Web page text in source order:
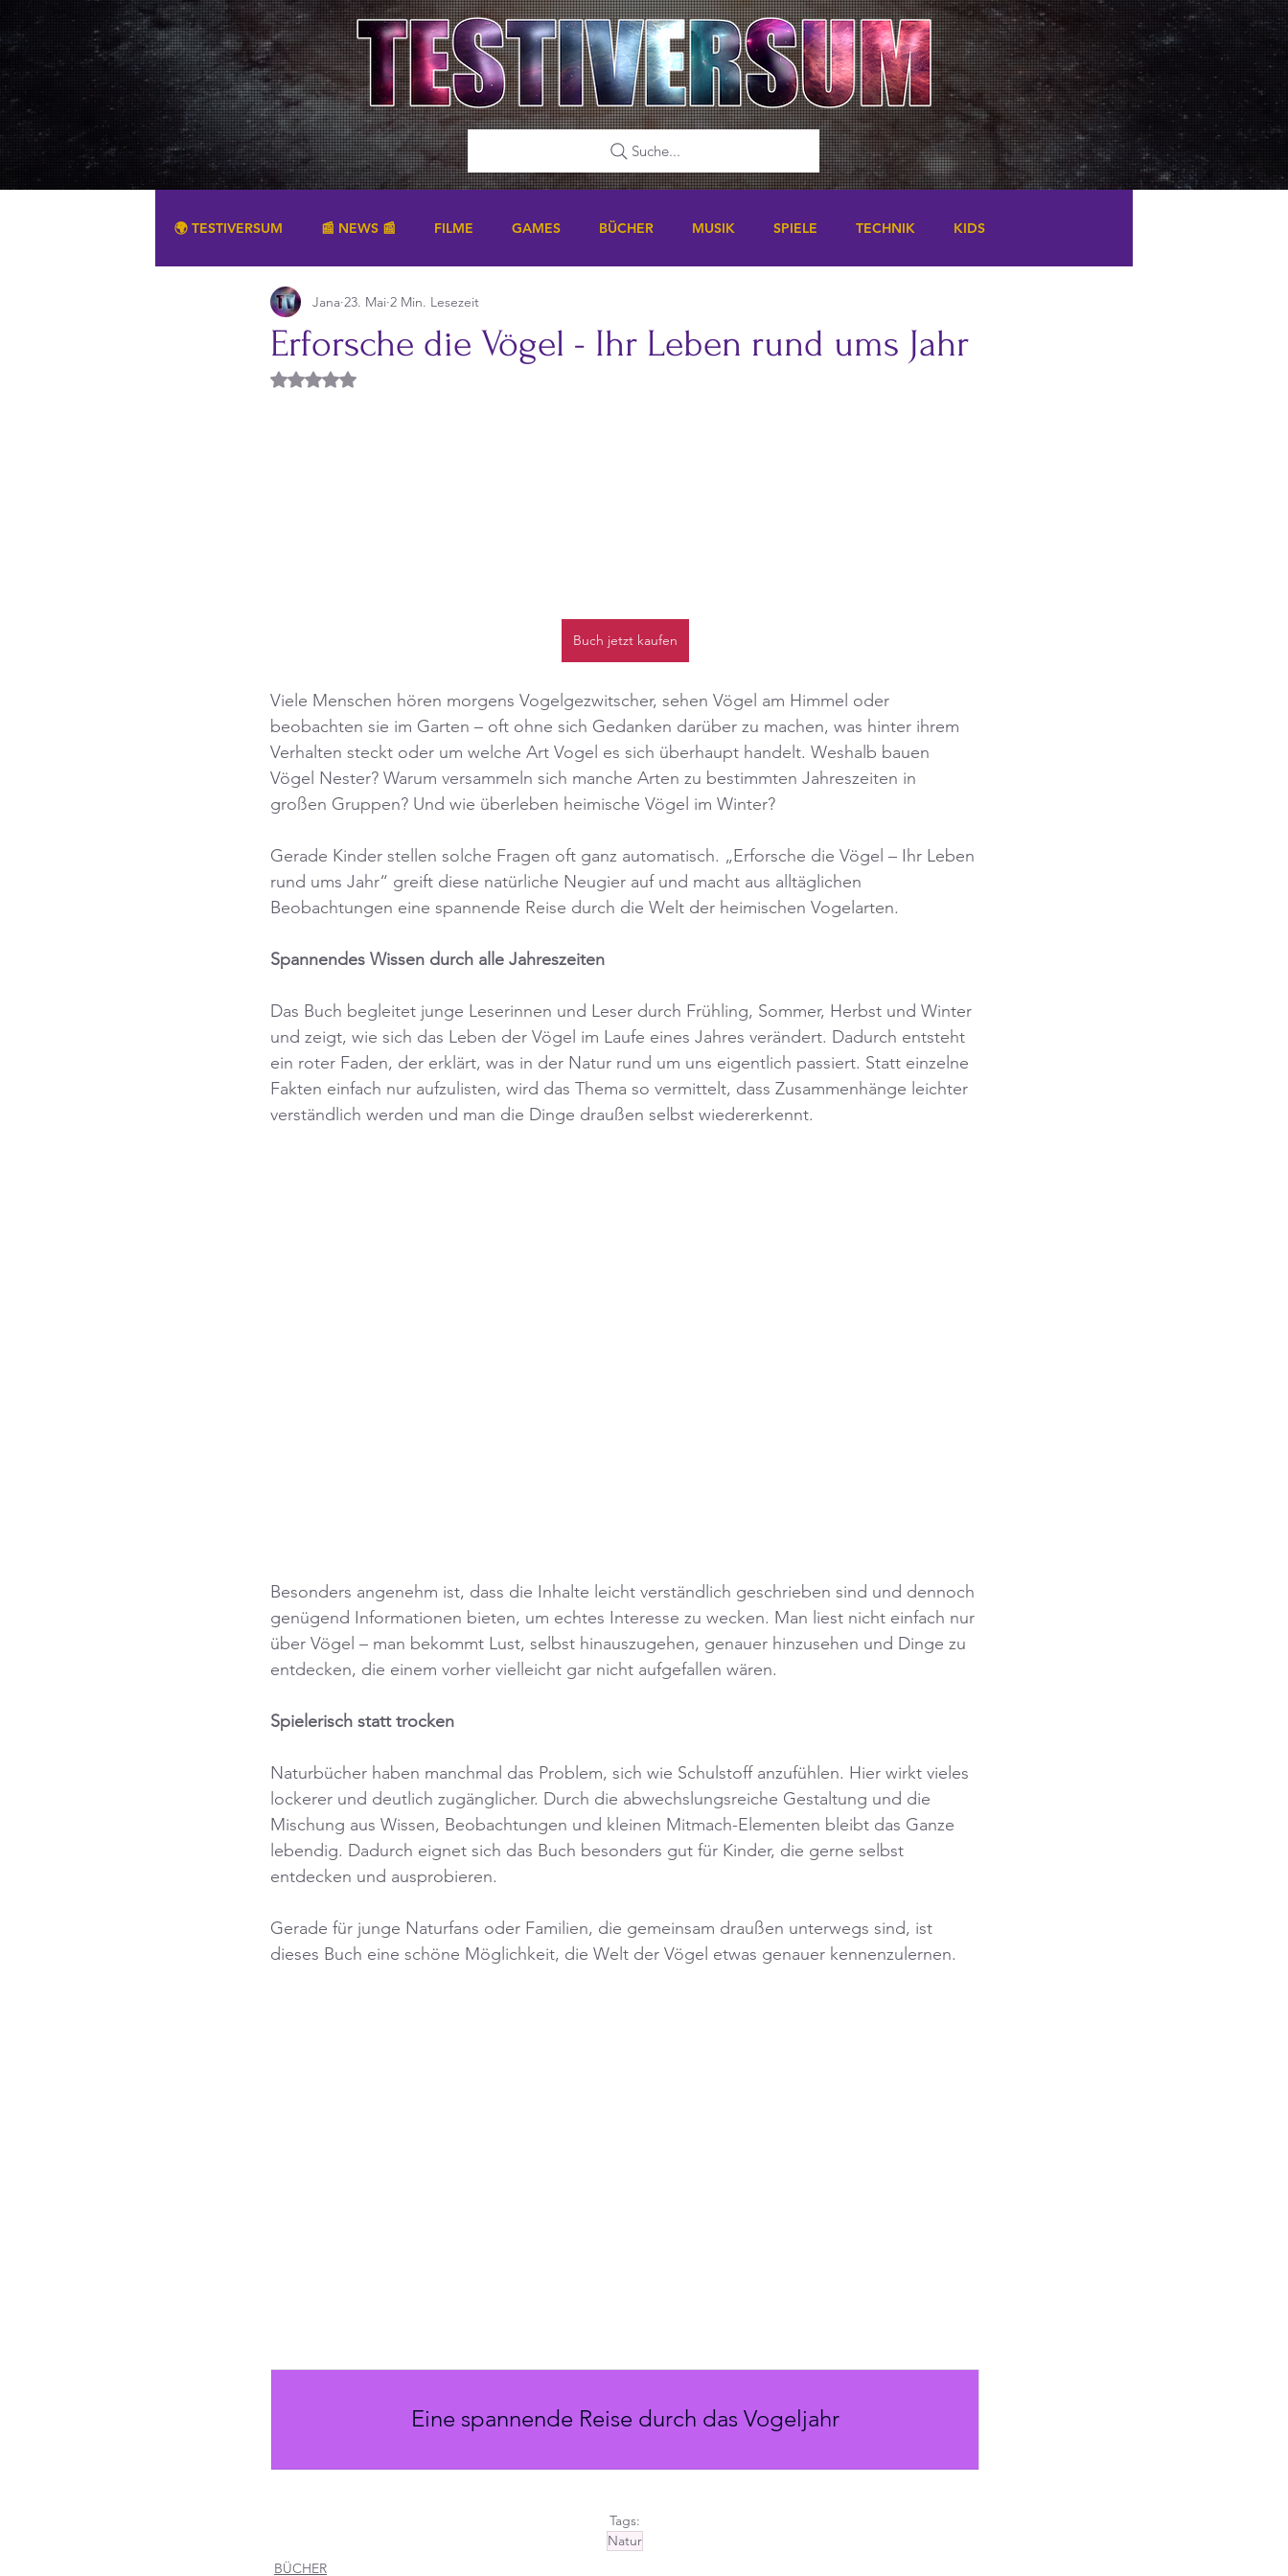
Suche...
🌍 TESTIVERSUM 📰 NEWS 📰 FILME GAMES BÜCHER MUSIK SPIELE TECHNIK KIDS
SONSTIGES
Erforsche die Vögel - Ihr Leben rund ums Jahr
Jana 23. Mai 2 Min. Lesezeit
Mit NaN von 5 Sternen bewertet.
Buch jetzt kaufen
Viele Menschen hören morgens Vogelgezwitscher, sehen Vögel am Himmel oder
beobachten sie im Garten – oft ohne sich Gedanken darüber zu machen, was hinter ihrem
Verhalten steckt oder um welche Art Vogel es sich überhaupt handelt. Weshalb bauen
Vögel Nester? Warum versammeln sich manche Arten zu bestimmten Jahreszeiten in
großen Gruppen? Und wie überleben heimische Vögel im Winter?
Gerade Kinder stellen solche Fragen oft ganz automatisch. „Erforsche die Vögel – Ihr Leben
rund ums Jahr“ greift diese natürliche Neugier auf und macht aus alltäglichen
Beobachtungen eine spannende Reise durch die Welt der heimischen Vogelarten.
Spannendes Wissen durch alle Jahreszeiten
Das Buch begleitet junge Leserinnen und Leser durch Frühling, Sommer, Herbst und Winter
und zeigt, wie sich das Leben der Vögel im Laufe eines Jahres verändert. Dadurch entsteht
ein roter Faden, der erklärt, was in der Natur rund um uns eigentlich passiert. Statt einzelne
Fakten einfach nur aufzulisten, wird das Thema so vermittelt, dass Zusammenhänge leichter
verständlich werden und man die Dinge draußen selbst wiedererkennt.
Besonders angenehm ist, dass die Inhalte leicht verständlich geschrieben sind und dennoch
genügend Informationen bieten, um echtes Interesse zu wecken. Man liest nicht einfach nur
über Vögel – man bekommt Lust, selbst hinauszugehen, genauer hinzusehen und Dinge zu
entdecken, die einem vorher vielleicht gar nicht aufgefallen wären.
Spielerisch statt trocken
Naturbücher haben manchmal das Problem, sich wie Schulstoff anzufühlen. Hier wirkt vieles
lockerer und deutlich zugänglicher. Durch die abwechslungsreiche Gestaltung und die
Mischung aus Wissen, Beobachtungen und kleinen Mitmach-Elementen bleibt das Ganze
lebendig. Dadurch eignet sich das Buch besonders gut für Kinder, die gerne selbst
entdecken und ausprobieren.
Gerade für junge Naturfans oder Familien, die gemeinsam draußen unterwegs sind, ist
dieses Buch eine schöne Möglichkeit, die Welt der Vögel etwas genauer kennenzulernen.
Eine spannende Reise durch das Vogeljahr
Tags:
Natur
BÜCHER